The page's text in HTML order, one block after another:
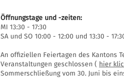
Öffnungstage und -zeiten:
MI 13:30 - 17:30
SA und SO 10:00 - 12:00 und 13:30 -
An offiziellen Feiertagen des Kantons
Veranstaltungen geschlossen ( hier
Sommerschließung vom 30. Juni bis